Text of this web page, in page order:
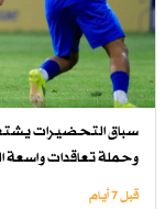
سباق التحضيرات
وحملة تعاقدات واسعة
قبل 7 أيام